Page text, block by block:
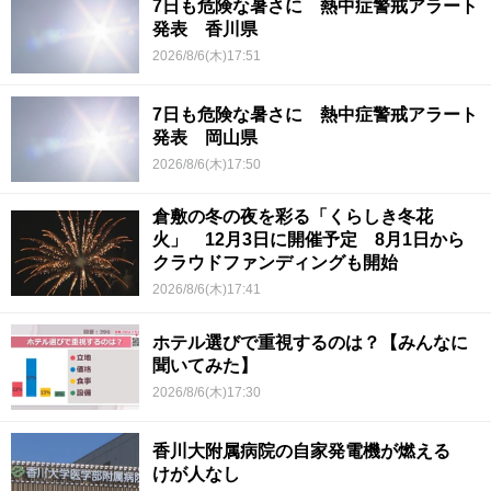
7日も危険な暑さに 熱中症警戒アラート
発表 香川県
2026/8/6(木)17:51
7日も危険な暑さに 熱中症警戒アラート
発表 岡山県
2026/8/6(木)17:50
倉敷の冬の夜を彩る「くらしき冬花
火」 12月3日に開催予定 8月1日から
クラウドファンディングも開始
2026/8/6(木)17:41
ホテル選びで重視するのは？【みんなに
聞いてみた】
2026/8/6(木)17:30
香川大附属病院の自家発電機が燃える
けが人なし